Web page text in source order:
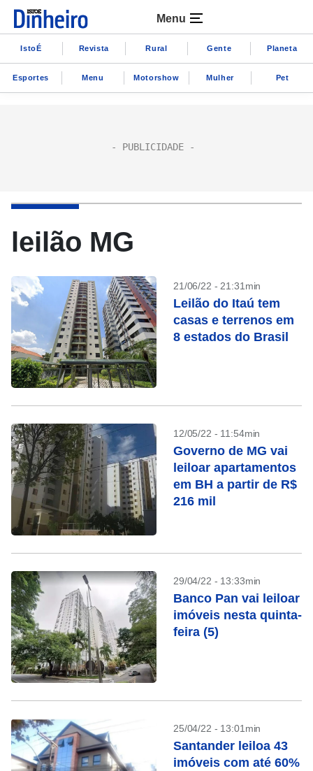
Menu
IstoÉ Revista Rural Gente Planeta
Esportes Menu Motorshow Mulher Pet
leilão MG
21/06/22 - 21:31min
Leilão do Itaú tem
casas e terrenos em
8 estados do Brasil
12/05/22 - 11:54min
Governo de MG vai
leiloar apartamentos
em BH a partir de R$
216 mil
29/04/22 - 13:33min
Banco Pan vai leiloar
imóveis nesta quinta-
feira (5)
25/04/22 - 13:01min
Santander leiloa 43
imóveis com até 60%